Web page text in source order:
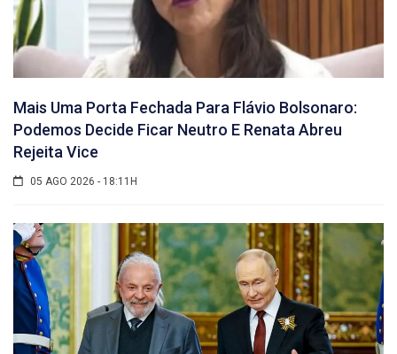
Mais Uma Porta Fechada Para Flávio Bolsonaro:
Podemos Decide Ficar Neutro E Renata Abreu
Rejeita Vice
05 AGO 2026 - 18:11H